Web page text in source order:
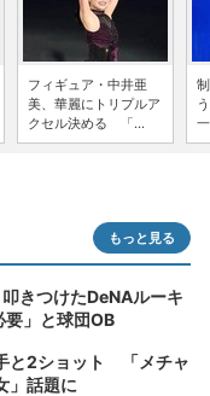
フィギュア・中井亜
美、華麗にトリプルア
クセル決める 「...
もっと見る
きつけたDeNAルーキ
」と球団OB
と2ショット 「メチャ
」話題に